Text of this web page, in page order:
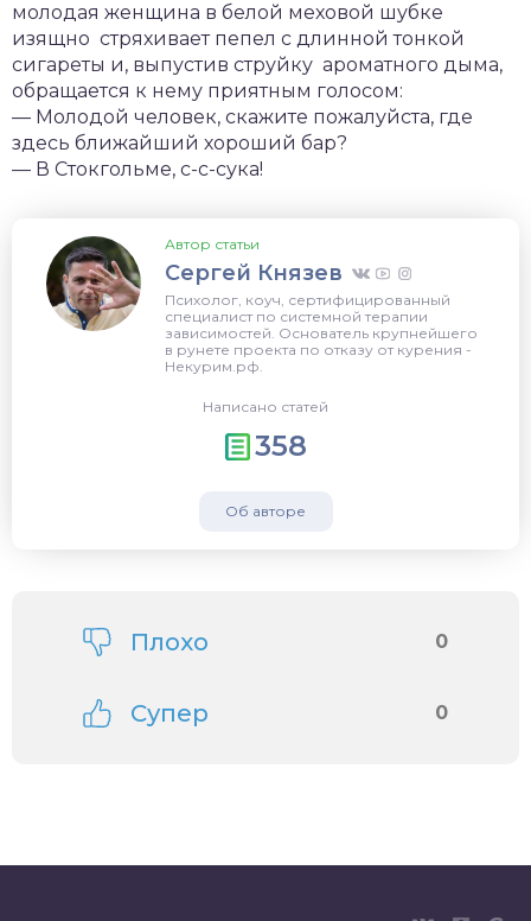
молодая женщина в белой меховой шубке
изящно стряхивает пепел с длинной тонкой
сигареты и, выпустив струйку ароматного дыма,
обращается к нему приятным голосом:
— Молодой человек, скажите пожалуйста, где
здесь ближайший хороший бар?
— В Стокгольме, с-с-сука!
Автор статьи
Сергей Князев
Психолог, коуч, сертифицированный
специалист по системной терапии
зависимостей. Основатель крупнейшего
в рунете проекта по отказу от курения -
Некурим.рф.
Написано статей
358
Об авторе
Плохо 0
Супер 0